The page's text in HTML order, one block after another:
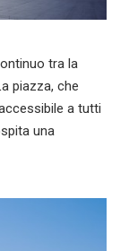
tra la
piazza, che
a tutti
una